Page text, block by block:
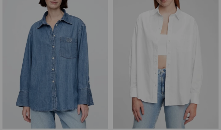
Camperas
Musculosas
Shorts
Vestidos y polleras
Pijamas
Camperas
Chalecos
Shorts
Ropa interior
Polos
Camperas
Chalecos
Ropa interior
Pijamas
Camperas
Pijamas
Sets